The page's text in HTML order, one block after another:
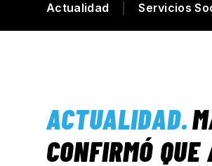
Actualidad Servicios
ACTUALIDAD.
CONFIRMÓ